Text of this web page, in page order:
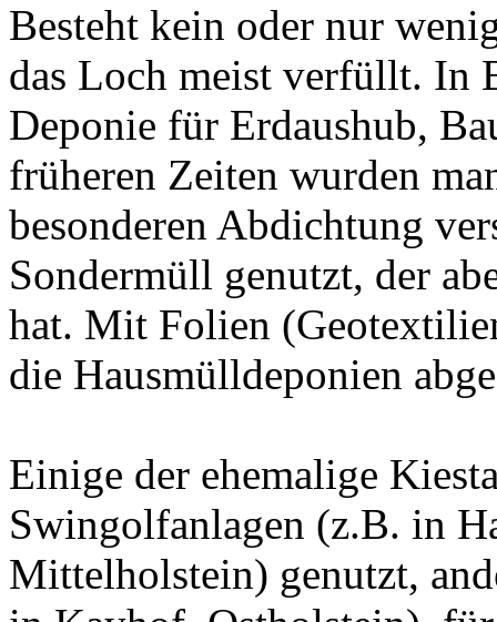
Besteht kein oder nur
das Loch meist verfüllt. In
Deponie für Erdaushub,
früheren Zeiten wurden
besonderen Abdichtung
Sondermüll genutzt, der
hat. Mit Folien
die Hausmülldeponien
Einige der ehemalige
Swingolfanlagen (z.B. in
Mittelholstein) genutzt,